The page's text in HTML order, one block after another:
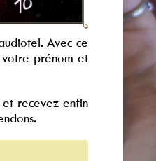
Avec ce
votre prénom et
recevez enfin